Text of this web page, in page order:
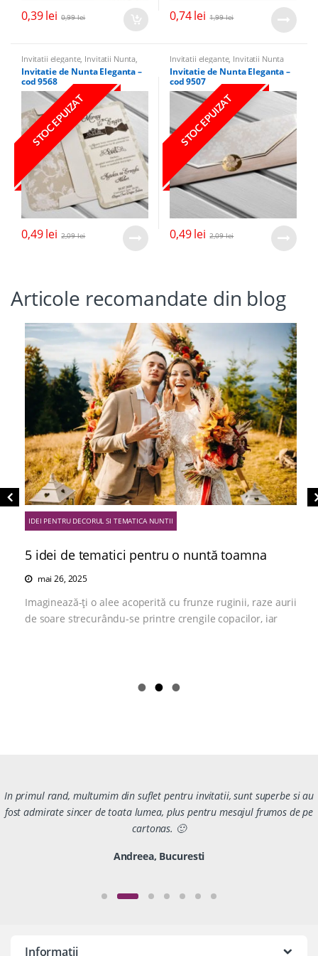
0,39lei 0,99lei 0,74lei 1,99lei
Invitatii elegante, Invitatii Nunta
Invitatii cu miri
Invitatie de Nunta Eleganta –
cod 9568
STOC EPUIZAT
0,49lei 2,09lei
Invitatii elegante, Invitatii Nunta
Invitatie de Nunta Eleganta –
cod 9507
STOC EPUIZAT
0,49lei 2,09lei
Articole recomandate din blog
IDEI PENTRU DECORUL SI TEMATICA NUNTII
5 idei de tematici pentru o nuntă toamna
mai 26, 2025
Imaginează-ți o alee acoperită cu frunze ruginii, raze aurii
de soare strecurându-se printre crengile copacilor, iar
In primul rand, multumim din suflet pentru invitatii, sunt superbe si au
fost admirate sincer de toata lumea, plus pentru mesajul frumos de pe
cartonas. 🙂
Andreea, Bucuresti
Informatii